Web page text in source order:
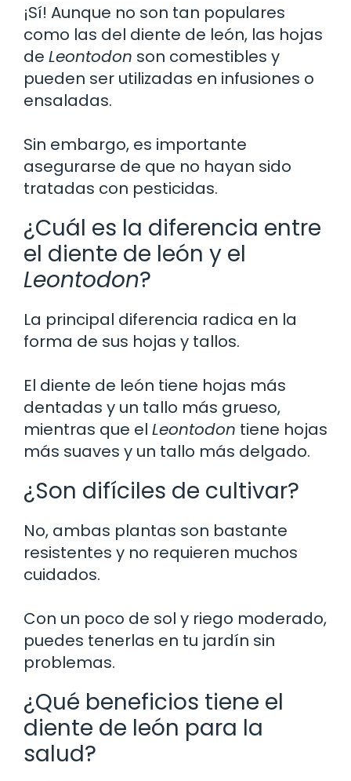
¡Sí! Aunque no son tan populares
como las del diente de león, las hojas
de Leontodon son comestibles y
pueden ser utilizadas en infusiones o
ensaladas.
Sin embargo, es importante
asegurarse de que no hayan sido
tratadas con pesticidas.
¿Cuál es la diferencia entre
el diente de león y el
Leontodon?
La principal diferencia radica en la
forma de sus hojas y tallos.
El diente de león tiene hojas más
dentadas y un tallo más grueso,
mientras que el Leontodon tiene hojas
más suaves y un tallo más delgado.
¿Son difíciles de cultivar?
No, ambas plantas son bastante
resistentes y no requieren muchos
cuidados.
Con un poco de sol y riego moderado,
puedes tenerlas en tu jardín sin
problemas.
¿Qué beneficios tiene el
diente de león para la
salud?